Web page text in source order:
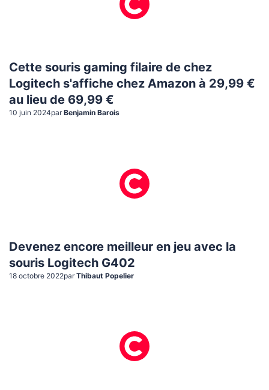
Cette souris gaming filaire de chez
Logitech s'affiche chez Amazon à 29,99 €
au lieu de 69,99 €
10 juin 2024par Benjamin Barois
Devenez encore meilleur en jeu avec la
souris Logitech G402
18 octobre 2022par Thibaut Popelier